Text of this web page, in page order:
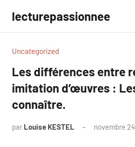
contenu
lecturepassionnee
Uncategorized
Les différences entre
imitation d’œuvres :
connaître.
par Louise KESTEL novembre